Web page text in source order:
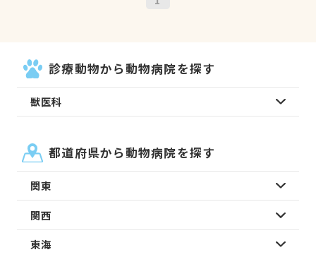
診療動物から動物病院を探す
獣医科
都道府県から動物病院を探す
関東
関西
東海